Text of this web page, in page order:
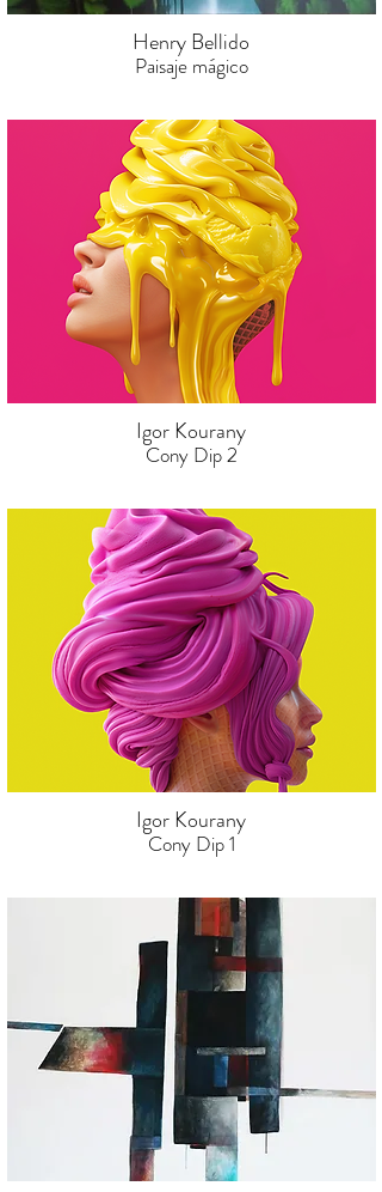
Henry Bellido
Paisaje mágico
Igor Kourany
Cony Dip 2
Igor Kourany
Cony Dip 1